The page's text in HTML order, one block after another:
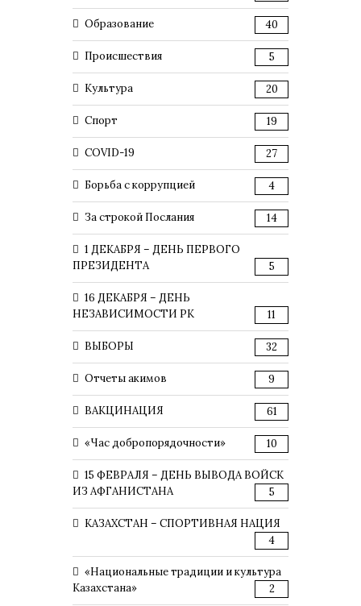
Образование 40
Происшествия 5
Культура 20
Спорт 19
COVID-19 27
Борьба с коррупцией 4
За строкой Послания 14
1 ДЕКАБРЯ – ДЕНЬ ПЕРВОГО
ПРЕЗИДЕНТА
5
16 ДЕКАБРЯ – ДЕНЬ
НЕЗАВИСИМОСТИ РК
11
ВЫБОРЫ 32
Отчеты акимов 9
ВАКЦИНАЦИЯ 61
«Час добропорядочности» 10
15 ФЕВРАЛЯ – ДЕНЬ ВЫВОДА ВОЙСК
ИЗ АФГАНИСТАНА
5
КАЗАХСТАН – СПОРТИВНАЯ НАЦИЯ
4
«Национальные традиции и культура
Казахстана»
2